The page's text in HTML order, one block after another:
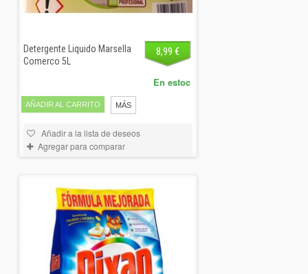
Detergente Liquido Marsella
Comerco 5L
8,99 €
AÑADIR AL CARRITO MÁS
En estoc
Añadir a la lista de deseos
Agregar para comparar